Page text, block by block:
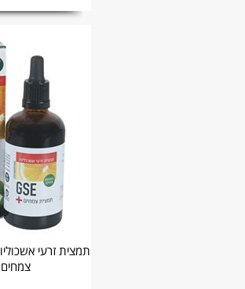
צמחים BARA